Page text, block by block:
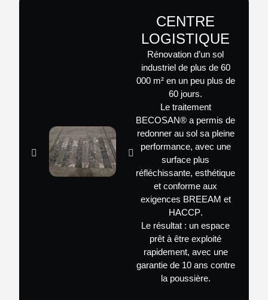
CENTRE
LOGISTIQUE
Rénovation d’un sol
industriel de plus de 60
000 m²en un peu plus de
60 jours.
Le traitement
BECOSAN® a permis de
redonner au sol sa pleine
performance, avec une
surface plus
réfléchissante, esthétique
et conforme aux
exigences BREEAM et
HACCP.
Le résultat : un espace
prêt à être exploité
rapidement, avec une
garantie de 10 ans contre
la poussière.